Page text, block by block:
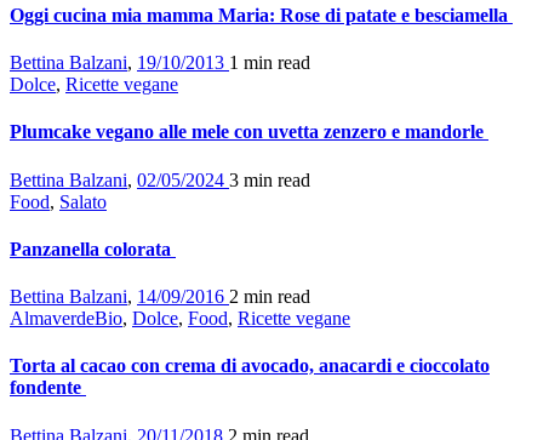
Oggi cucina mia mamma Maria: Rose di patate e besciamella
Bettina Balzani, 19/10/2013 1 min read
Dolce, Ricette vegane
Plumcake vegano alle mele con uvetta zenzero e mandorle
Bettina Balzani, 02/05/2024 3 min read
Food, Salato
Panzanella colorata
Bettina Balzani, 14/09/2016 2 min read
AlmaverdeBio, Dolce, Food, Ricette vegane
Torta al cacao con crema di avocado, anacardi e cioccolato
fondente
Bettina Balzani, 20/11/2018 2 min read